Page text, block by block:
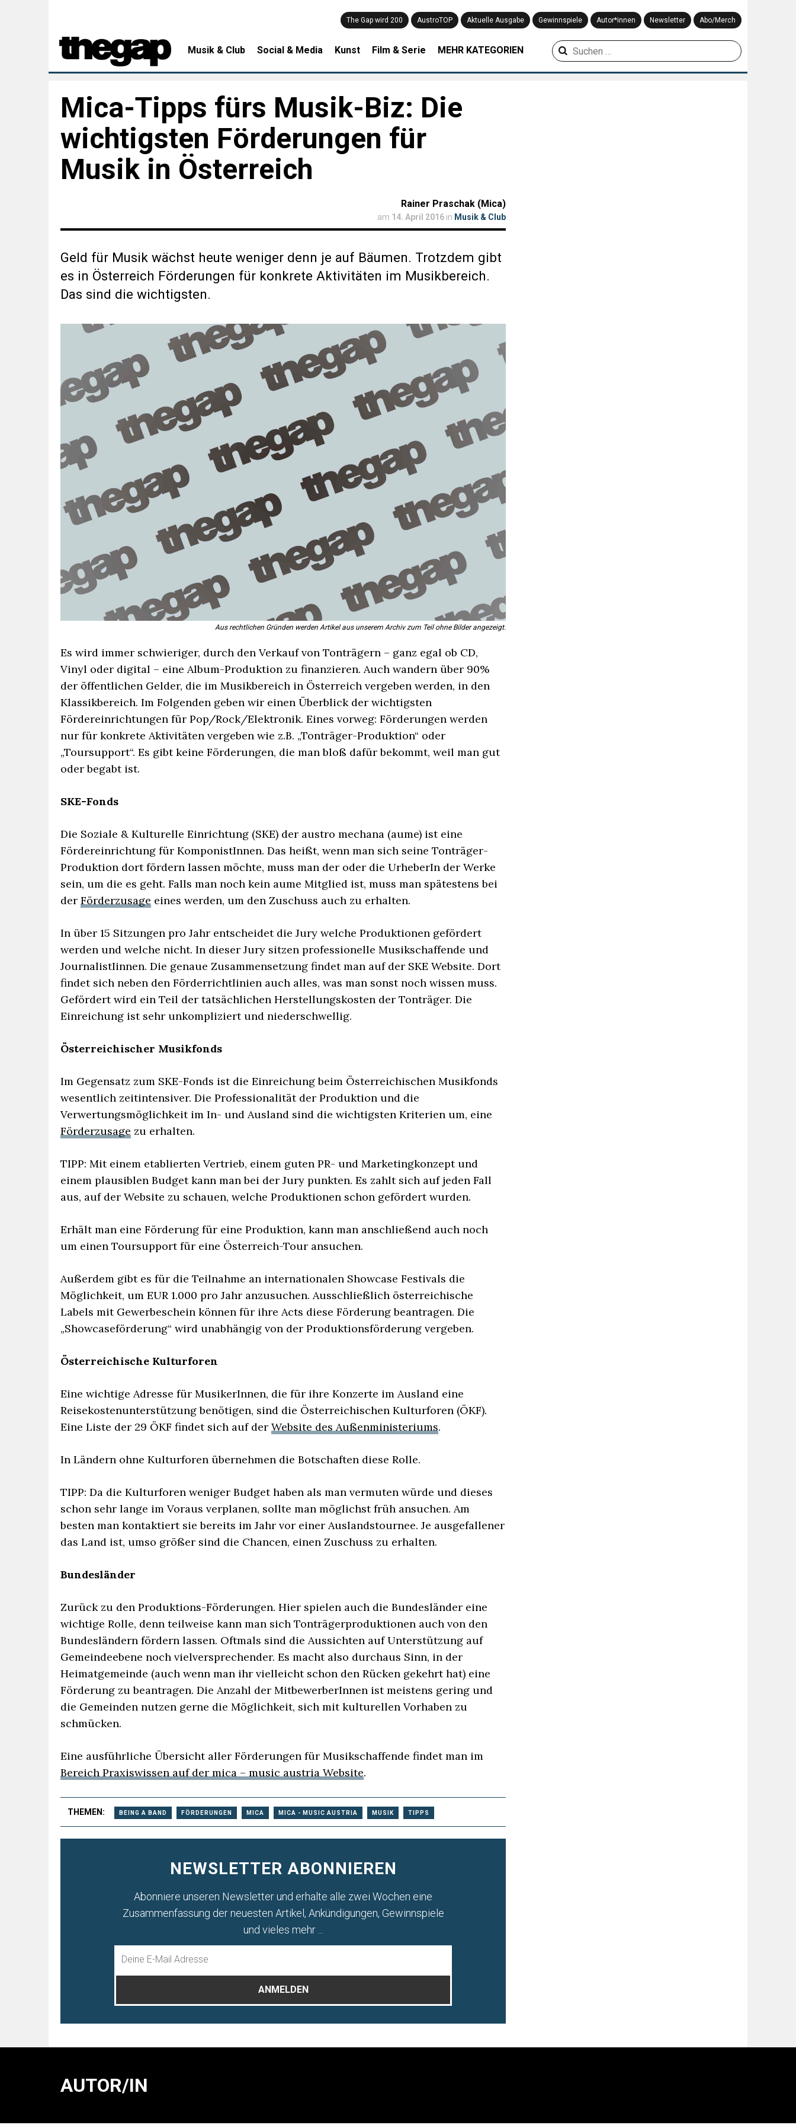
The Gap wird 200 AustroTOP Aktuelle Ausgabe Gewinnspiele Autor*innen Newsletter Abo/Merch
Musik & Club Social & Media Kunst Film & Serie MEHR KATEGORIEN
Suchen
nach:
Mica-Tipps fürs Musik-Biz: Die
wichtigsten Förderungen für
Musik in Österreich
Rainer Praschak (Mica)
am 14. April 2016 in Musik & Club
Geld für Musik wächst heute weniger denn je auf Bäumen. Trotzdem gibt
es in Österreich Förderungen für konkrete Aktivitäten im Musikbereich.
Das sind die wichtigsten.
Aus rechtlichen Gründen werden Artikel aus unserem Archiv zum Teil ohne Bilder angezeigt.
Es wird immer schwieriger, durch den Verkauf von Tonträgern – ganz egal ob CD,
Vinyl oder digital – eine Album-Produktion zu finanzieren. Auch wandern über 90%
der öffentlichen Gelder, die im Musikbereich in Österreich vergeben werden, in den
Klassikbereich. Im Folgenden geben wir einen Überblick der wichtigsten
Fördereinrichtungen für Pop/Rock/Elektronik. Eines vorweg: Förderungen werden
nur für konkrete Aktivitäten vergeben wie z.B. „Tonträger-Produktion“ oder
„Toursupport“. Es gibt keine Förderungen, die man bloß dafür bekommt, weil man gut
oder begabt ist.
SKE-Fonds
Die Soziale & Kulturelle Einrichtung (SKE) der austro mechana (aume) ist eine
Fördereinrichtung für KomponistInnen. Das heißt, wenn man sich seine Tonträger-
Produktion dort fördern lassen möchte, muss man der oder die UrheberIn der Werke
sein, um die es geht. Falls man noch kein aume Mitglied ist, muss man spätestens bei
der Förderzusage eines werden, um den Zuschuss auch zu erhalten.
In über 15 Sitzungen pro Jahr entscheidet die Jury welche Produktionen gefördert
werden und welche nicht. In dieser Jury sitzen professionelle Musikschaffende und
JournalistIinnen. Die genaue Zusammensetzung findet man auf der SKE Website. Dort
findet sich neben den Förderrichtlinien auch alles, was man sonst noch wissen muss.
Gefördert wird ein Teil der tatsächlichen Herstellungskosten der Tonträger. Die
Einreichung ist sehr unkompliziert und niederschwellig.
Österreichischer Musikfonds
Im Gegensatz zum SKE-Fonds ist die Einreichung beim Österreichischen Musikfonds
wesentlich zeitintensiver. Die Professionalität der Produktion und die
Verwertungsmöglichkeit im In- und Ausland sind die wichtigsten Kriterien um, eine
Förderzusage zu erhalten.
TIPP: Mit einem etablierten Vertrieb, einem guten PR- und Marketingkonzept und
einem plausiblen Budget kann man bei der Jury punkten. Es zahlt sich auf jeden Fall
aus, auf der Website zu schauen, welche Produktionen schon gefördert wurden.
Erhält man eine Förderung für eine Produktion, kann man anschließend auch noch
um einen Toursupport für eine Österreich-Tour ansuchen.
Außerdem gibt es für die Teilnahme an internationalen Showcase Festivals die
Möglichkeit, um EUR 1.000 pro Jahr anzusuchen. Ausschließlich österreichische
Labels mit Gewerbeschein können für ihre Acts diese Förderung beantragen. Die
„Showcaseförderung“ wird unabhängig von der Produktionsförderung vergeben.
Österreichische Kulturforen
Eine wichtige Adresse für MusikerInnen, die für ihre Konzerte im Ausland eine
Reisekostenunterstützung benötigen, sind die Österreichischen Kulturforen (ÖKF).
Eine Liste der 29 ÖKF findet sich auf der Website des Außenministeriums.
In Ländern ohne Kulturforen übernehmen die Botschaften diese Rolle.
TIPP: Da die Kulturforen weniger Budget haben als man vermuten würde und dieses
schon sehr lange im Voraus verplanen, sollte man möglichst früh ansuchen. Am
besten man kontaktiert sie bereits im Jahr vor einer Auslandstournee. Je ausgefallener
das Land ist, umso größer sind die Chancen, einen Zuschuss zu erhalten.
Bundesländer
Zurück zu den Produktions-Förderungen. Hier spielen auch die Bundesländer eine
wichtige Rolle, denn teilweise kann man sich Tonträgerproduktionen auch von den
Bundesländern fördern lassen. Oftmals sind die Aussichten auf Unterstützung auf
Gemeindeebene noch vielversprechender. Es macht also durchaus Sinn, in der
Heimatgemeinde (auch wenn man ihr vielleicht schon den Rücken gekehrt hat) eine
Förderung zu beantragen. Die Anzahl der MitbewerberInnen ist meistens gering und
die Gemeinden nutzen gerne die Möglichkeit, sich mit kulturellen Vorhaben zu
schmücken.
Eine ausführliche Übersicht aller Förderungen für Musikschaffende findet man im
Bereich Praxiswissen auf der mica – music austria Website.
THEMEN: BEING A BAND FÖRDERUNGEN MICA MICA - MUSIC AUSTRIA MUSIK TIPPS
NEWSLETTER ABONNIEREN
Abonniere unseren Newsletter und erhalte alle zwei Wochen eine
Zusammenfassung der neuesten Artikel, Ankündigungen, Gewinnspiele
und vieles mehr ...
AUTOR/IN